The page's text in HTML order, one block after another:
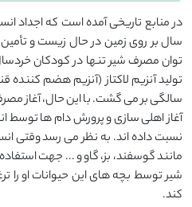
سال بر روی زمین در حال زیست و تأمین
توان مصرف شیر تنها در کودکان
سالگی بر می گشت. با این حال، آغاز
نسبت داده اند. به نظر می رسد وقتی
مانند گوسفند، بز، گاو و ... جهت
شیر توسط بچه های این حیوانات او را
کند.